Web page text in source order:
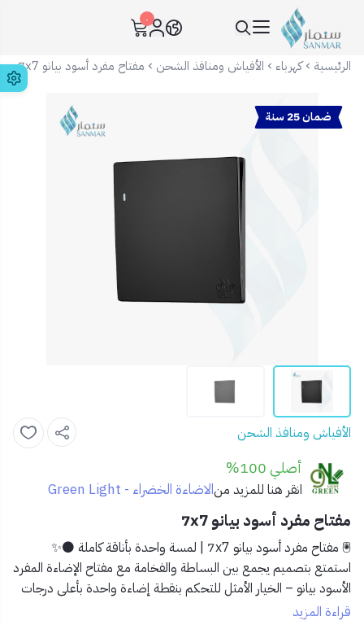
سنمار Sanmar
٠
الرئيسية كهرباء الأفياش ومنافذ الشحن مفتاح مفرد أسود بيانو 7x7
ضمان 25 سنة
الأفياش ومنافذ الشحن
أصلي 100%
انقر هنا للمزيد منالاضاءة الخضراء - Green Light
مفتاح مفرد أسود بيانو 7x7
🖲️ مفتاح مفرد أسود بيانو 7x7 | لمسة واحدة بأناقة كاملة ⚫️✨
استمتع بتصميم يجمع بين البساطة والفخامة مع مفتاح الإضاءة المفرد
الأسود بيانو – الخيار الأمثل للتحكم بنقطة إضاءة واحدة بأعلى درجات
الأناقة والجودة.
قراءة المزيد